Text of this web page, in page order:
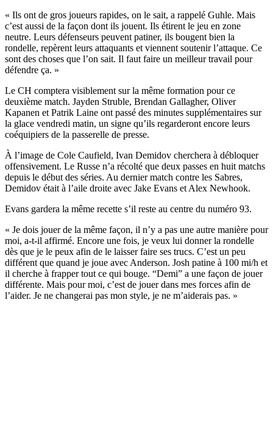
« Ils ont de gros joueurs rapides, on le sait, a rappelé Guhle. Mais
c’est aussi de la façon dont ils jouent. Ils étirent le jeu en zone
neutre. Leurs défenseurs peuvent patiner, ils bougent bien la
rondelle, repèrent leurs attaquants et viennent soutenir l’attaque. Ce
sont des choses que l’on sait. Il faut faire un meilleur travail pour
défendre ça. »
Le CH comptera visiblement sur la même formation pour ce
deuxième match. Jayden Struble, Brendan Gallagher, Oliver
Kapanen et Patrik Laine ont passé des minutes supplémentaires sur
la glace vendredi matin, un signe qu’ils regarderont encore leurs
coéquipiers de la passerelle de presse.
À l’image de Cole Caufield, Ivan Demidov cherchera à débloquer
offensivement. Le Russe n’a récolté que deux passes en huit matchs
depuis le début des séries. Au dernier match contre les Sabres,
Demidov était à l’aile droite avec Jake Evans et Alex Newhook.
Evans gardera la même recette s’il reste au centre du numéro 93.
« Je dois jouer de la même façon, il n’y a pas une autre manière pour
moi, a-t-il affirmé. Encore une fois, je veux lui donner la rondelle
dès que je le peux afin de le laisser faire ses trucs. C’est un peu
différent que quand je joue avec Anderson. Josh patine à 100 mi/h et
il cherche à frapper tout ce qui bouge. “Demi” a une façon de jouer
différente. Mais pour moi, c’est de jouer dans mes forces afin de
l’aider. Je ne changerai pas mon style, je ne m’aiderais pas. »